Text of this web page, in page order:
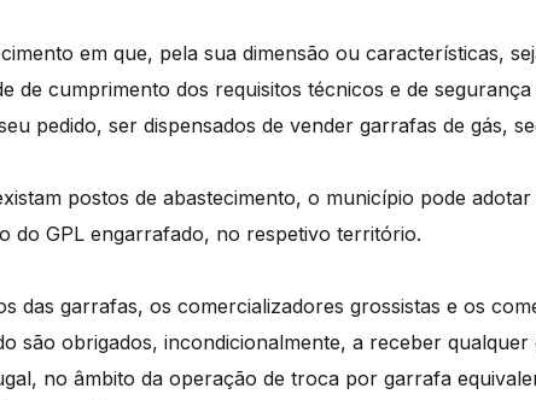
em que, pela sua dimensão ou características,
de cumprimento dos requisitos técnicos e de
pedido, ser dispensados de vender garrafas de gás,
postos de abastecimento, o município pode adotar
do GPL engarrafado, no respetivo território.
das garrafas, os comercializadores grossistas e os
são obrigados, incondicionalmente, a receber qualquer
no âmbito da operação de troca por garrafa